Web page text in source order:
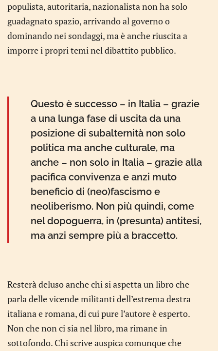
populista, autoritaria, nazionalista non ha solo
guadagnato spazio, arrivando al governo o
dominando nei sondaggi, ma è anche riuscita a
imporre i propri temi nel dibattito pubblico.
Questo è successo – in Italia – grazie
a una lunga fase di uscita da una
posizione di subalternità non solo
politica ma anche culturale, ma
anche – non solo in Italia – grazie alla
pacifica convivenza e anzi muto
beneficio di (neo)fascismo e
neoliberismo. Non più quindi, come
nel dopoguerra, in (presunta) antitesi,
ma anzi sempre più a braccetto.
Resterà deluso anche chi si aspetta un libro che
parla delle vicende militanti dell’estrema destra
italiana e romana, di cui pure l’autore è esperto.
Non che non ci sia nel libro, ma rimane in
sottofondo. Chi scrive auspica comunque che